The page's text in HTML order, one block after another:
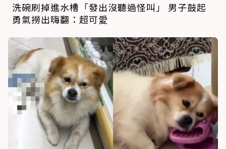
洗碗刷掉進水槽「發出沒聽過怪叫」 男子鼓起
勇氣撈出嗨翻：超可愛